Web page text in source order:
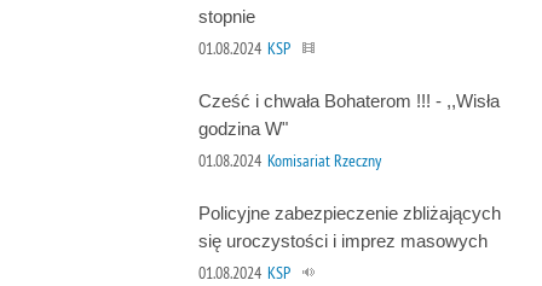
stopnie
01.08.2024 KSP
Cześć i chwała Bohaterom !!! - ,,Wisła
godzina W"
01.08.2024 Komisariat Rzeczny
Policyjne zabezpieczenie zbliżających
się uroczystości i imprez masowych
01.08.2024 KSP